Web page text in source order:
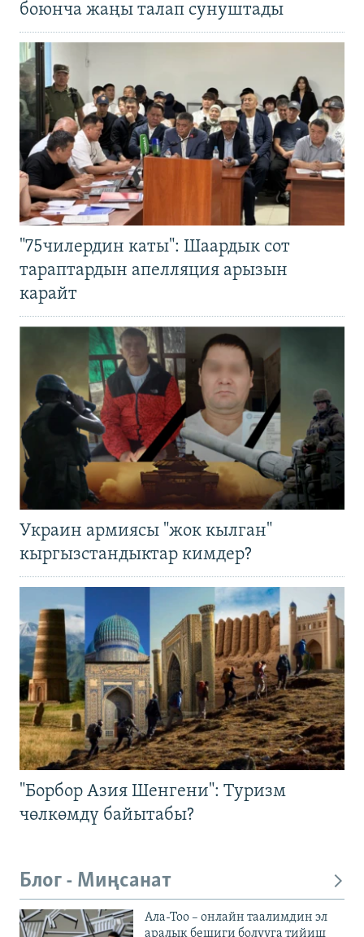
боюнча жаңы талап сунуштады
"75чилердин каты": Шаардык сот
тараптардын апелляция арызын
карайт
Украин армиясы "жок кылган"
кыргызстандыктар кимдер?
"Борбор Азия Шенгени": Туризм
чөлкөмдү байытабы?
Блог - Миңсанат
Ала-Тоо – онлайн таалимдин эл
аралык бешиги болууга тийиш